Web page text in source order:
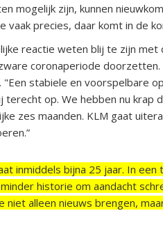
mogelijk zijn, kunnen
vaak precies, daar komt in de
reactie weten blij te zijn met
coronaperiode
stabiele en voorspelbare
terecht op. We hebben nu krap
zes maanden. KLM gaat
inmiddels bijna 25 jaar. In
historie om aandacht
niet alleen nieuws brengen,